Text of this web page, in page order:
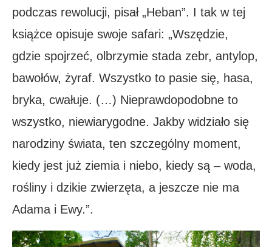
podczas rewolucji, pisał „Heban”. I tak w tej
książce opisuje swoje safari: „Wszędzie,
gdzie spojrzeć, olbrzymie stada zebr, antylop,
bawołów, żyraf. Wszystko to pasie się, hasa,
bryka, cwałuje. (…) Nieprawdopodobne to
wszystko, niewiarygodne. Jakby widziało się
narodziny świata, ten szczególny moment,
kiedy jest już ziemia i niebo, kiedy są – woda,
rośliny i dzikie zwierzęta, a jeszcze nie ma
Adama i Ewy.”.